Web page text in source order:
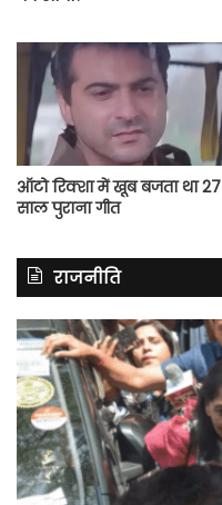
ऑटो रिक्शा में खूब बजता था 27
साल पुराना गीत
राजनीति